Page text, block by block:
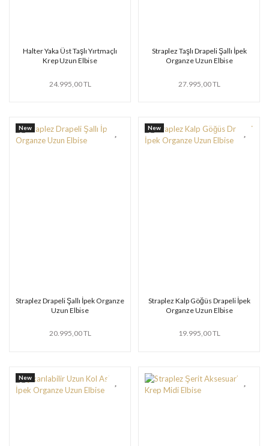
Halter Yaka Üst Taşlı Yırtmaçlı
Krep Uzun Elbise
24.995,00 TL
Straplez Taşlı Drapeli Şallı İpek
Organze Uzun Elbise
27.995,00 TL
New
Straplez Drapeli Şallı İpek Organze
Uzun Elbise
20.995,00 TL
New
Straplez Kalp Göğüs Drapeli İpek
Organze Uzun Elbise
19.995,00 TL
New